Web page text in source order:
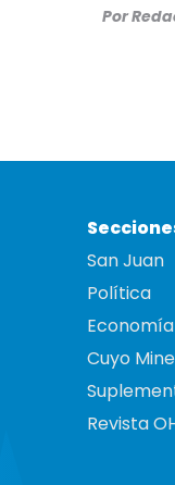
Por
San Juan
Política
Economía
Cuyo
Revista